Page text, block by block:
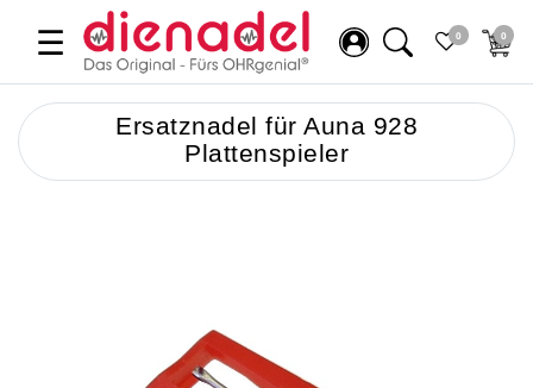
☰ 0 0
Ersatznadel für Auna 928
Plattenspieler